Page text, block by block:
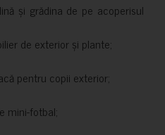
și grădina de pe acoperisul
de exterior și plante;
pentru copii exterior;
mini-fotbal;